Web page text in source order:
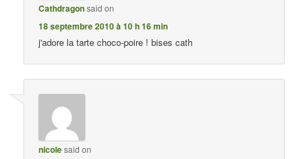
Cathdragonsaid on
18 septembre 2010 à 10 h 16 min
j'adore la tarte choco-poire ! bises cath
nicolesaid on